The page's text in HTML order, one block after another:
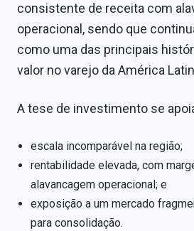
consistente de receita com
operacional, sendo que
como uma das principais
valor no varejo da América
A tese de investimento se
escala incomparável na região;
rentabilidade elevada, com
alavancagem operacional; e
exposição a um mercado
para consolidação.